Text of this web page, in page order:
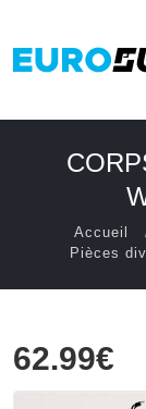
Accueil
Pièces
62.99€